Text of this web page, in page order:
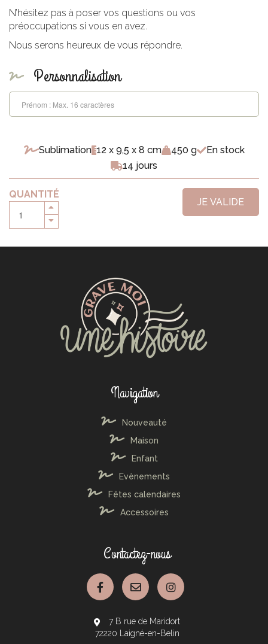
N’hésitez pas à poser vos questions ou vos
préoccupations si vous en avez.
Nous serons heureux de vous répondre.
Personnalisation
Sublimation 12 x 9,5 x 8 cm 450 g
En stock
14 jours
QUANTITÉ
JE VALIDE
Navigation
Nouveauté
Maison
Enfant
Evènements
Fêtes calendaires
Accessoires
Contactez-nous
7 B rue de Maridort
72220 Laigné-en-Belin